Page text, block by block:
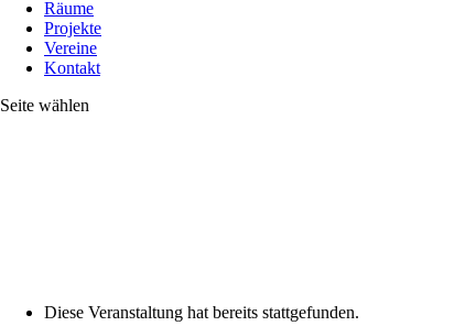
Räume
Projekte
Vereine
Kontakt
Seite wählen
Diese Veranstaltung hat bereits stattgefunden.